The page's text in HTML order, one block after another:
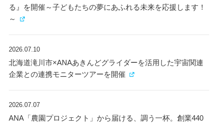
る』を開催～子どもたちの夢にあふれる未来を応援します！
～
2026.07.10
北海道滝川市×ANAあきんどグライダーを活用した宇宙関連
企業との連携モニターツアーを開催
2026.07.07
ANA「農園プロジェクト」から届ける、調う一杯。創業440